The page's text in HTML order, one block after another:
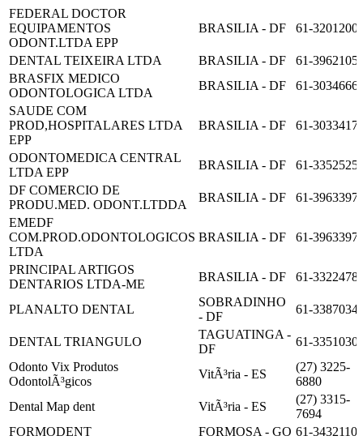
FEDERAL DOCTOR
EQUIPAMENTOS
ODONT.LTDA EPP
BRASILIA - DF 61-
DENTAL TEIXEIRA LTDA BRASILIA - DF
61-
BRASFIX MEDICO
ODONTOLOGICA LTDA
BRASILIA - DF
61-
SAUDE COM
PROD,HOSPITALARES LTDA
EPP
BRASILIA - DF 61-
ODONTOMEDICA CENTRAL
LTDA EPP
BRASILIA - DF
61-
DF COMERCIO DE
PRODU.MED. ODONT.LTDDA
BRASILIA - DF
61-
EMEDF
COM.PROD.ODONTOLOGICOS
LTDA
BRASILIA - DF 61-
PRINCIPAL ARTIGOS
DENTARIOS LTDA-ME
BRASILIA - DF 61-
PLANALTO DENTAL
SOBRADINHO
- DF
61-
DENTAL TRIANGULO
TAGUATINGA -
DF
61-
Odonto Vix Produtos
OdontolÃ³gicos
VitÃ³ria - ES
(27) 3225-
6880
Dental Map dent
VitÃ³ria - ES
(27) 3315-
7694
FORMODENT
FORMOSA - GO 61-34321105